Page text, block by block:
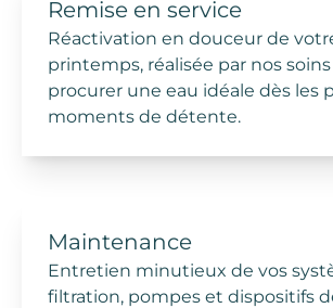
Remise en service
Réactivation en douceur de
printemps, réalisée par nos
procurer une eau idéale dès les
moments de détente.
Maintenance
Entretien minutieux de vos
filtration, pompes et dispositifs